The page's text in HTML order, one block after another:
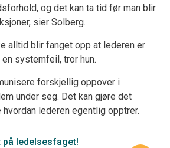
og det kan ta tid før man blir
sier Solberg.
alltid blir fanget opp at lederen er
systemfeil, tror hun.
forskjellig oppover i
under seg. Det kan gjøre det
lederen egentlig opptrer.
på ledelsesfaget!